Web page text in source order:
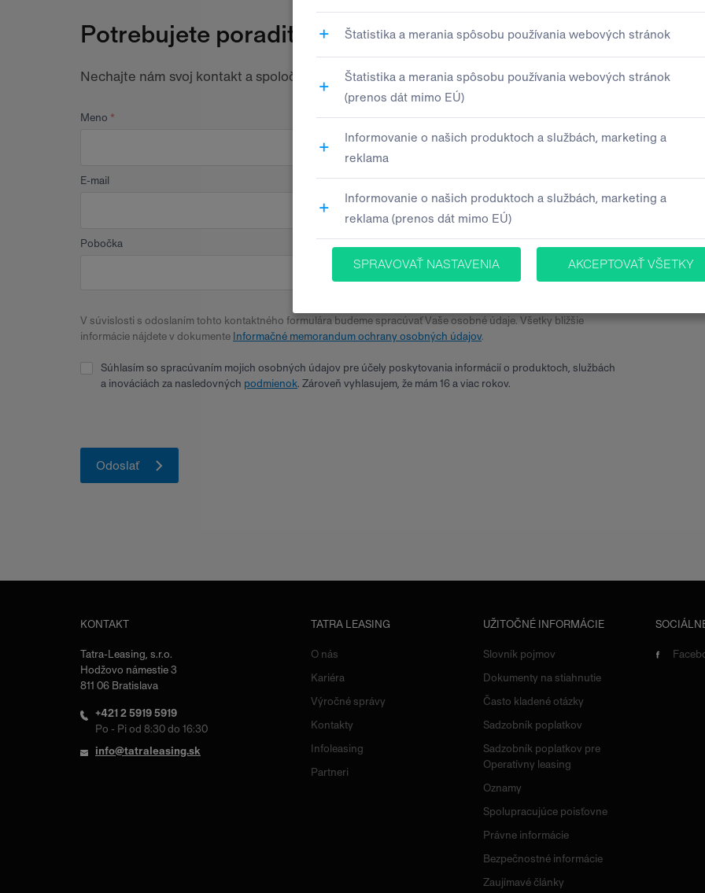
Potrebujete poradiť? Radi vás nasmerujeme.
Nechajte nám svoj kontakt a spoločne nájdeme riešenie prispôsobené vašim potrebám.
Meno Priezvisko
E-mail Telefón
Pobočka
V súvislosti s odoslaním tohto kontaktného formulára budeme spracúvať Vaše osobné údaje. Všetky bližšie
informácie nájdete v dokumente Informačné memorandum ochrany osobných údajov.
Súhlasím so spracúvaním mojich osobných údajov pre účely poskytovania informácií o produktoch, službách
a inováciách za nasledovných podmienok. Zároveň vyhlasujem, že mám 16 a viac rokov.
KONTAKT
Tatra-Leasing, s.r.o.
Hodžovo námestie 3
811 06 Bratislava
+421 2 5919 5919
Po - Pi od 8:30 do 16:30
info@tatraleasing.sk
TATRA LEASING
O nás
Kariéra
Výročné správy
Kontakty
Infoleasing
Partneri
UŽITOČNÉ INFORMÁCIE
Slovník pojmov
Dokumenty na stiahnutie
Často kladené otázky
Sadzobník poplatkov
Sadzobník poplatkov pre
Operatívny leasing
Oznamy
Spolupracujúce poisťovne
Právne informácie
Bezpečnostné informácie
Zaujímavé články